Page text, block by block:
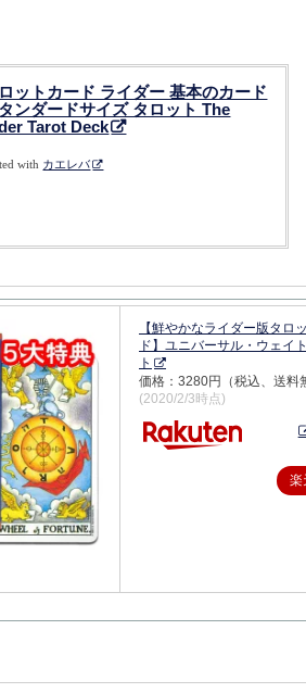
ットカード ライダー 基本のカード
ンダードサイズ タロット The
Tarot Deck
with カエレバ
【鮮やかなライダー版タロ
ド】ユニバーサル・ウェイ
ト
価格：3280円（税込、送料
(2020/2/3時点)
楽